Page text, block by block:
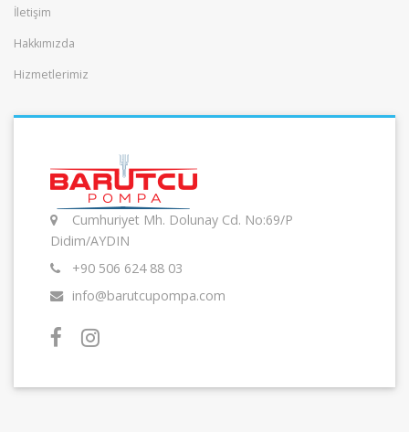
İletişim
Hakkımızda
Hizmetlerimiz
Cumhuriyet Mh. Dolunay Cd. No:69/P
Didim/AYDIN
+90 506 624 88 03
info@barutcupompa.com